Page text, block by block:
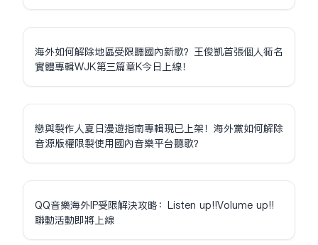
海外如何解除地區受限聽國內新歌？王俊凱首張個人同名
實體專輯WJK第三篇章K今日上線！
戀與製作人夏日漫遊指南專輯現已上架！海外黨如何解除
音源版權限制使用國內音樂平台聽歌？
QQ音樂海外IP受限解決攻略：Listen up!!Volume up!!
聯動活動即將上線